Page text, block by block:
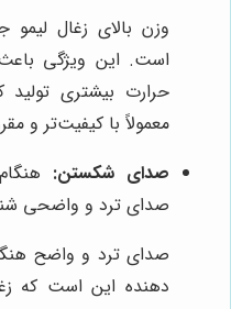
وزن بالای زغال لیمو
است. این ویژگی
حرارت بیشتری تولید
معمولاً با کیفیت‌تر و
صدای شکستن:
صدای ترد و واضحی
صدای ترد و واضح
دهنده این است که